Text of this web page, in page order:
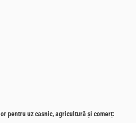
pentru uz casnic, agricultură și comerț: